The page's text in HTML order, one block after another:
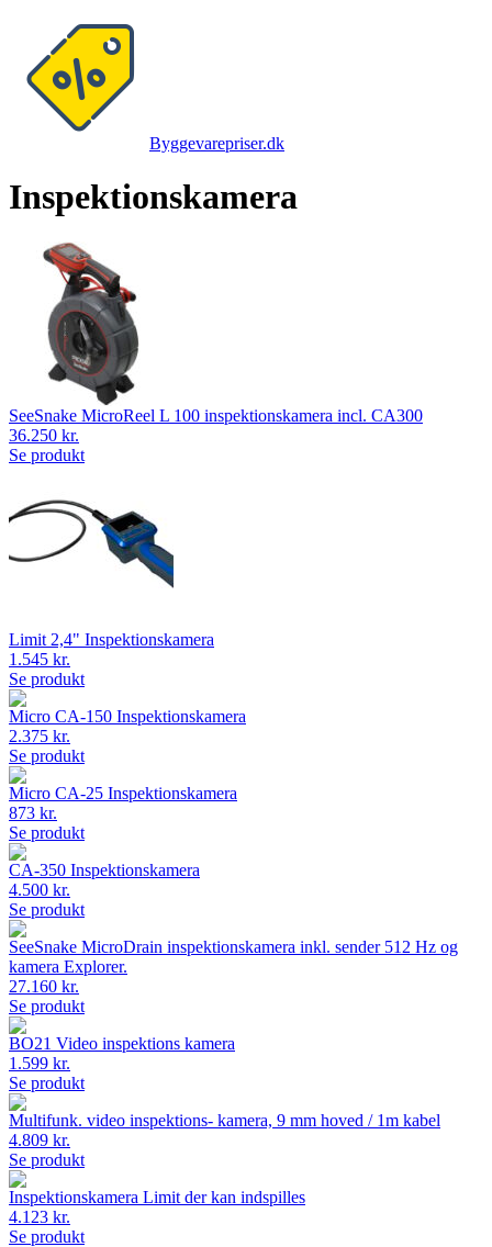
Byggevarepriser.dk
Inspektionskamera
SeeSnake MicroReel L 100 inspektionskamera incl. CA300
36.250 kr.
Se produkt
Limit 2,4" Inspektionskamera
1.545 kr.
Se produkt
Micro CA-150 Inspektionskamera
2.375 kr.
Se produkt
Micro CA-25 Inspektionskamera
873 kr.
Se produkt
CA-350 Inspektionskamera
4.500 kr.
Se produkt
SeeSnake MicroDrain inspektionskamera inkl. sender 512 Hz og
kamera Explorer.
27.160 kr.
Se produkt
BO21 Video inspektions kamera
1.599 kr.
Se produkt
Multifunk. video inspektions- kamera, 9 mm hoved / 1m kabel
4.809 kr.
Se produkt
Inspektionskamera Limit der kan indspilles
4.123 kr.
Se produkt